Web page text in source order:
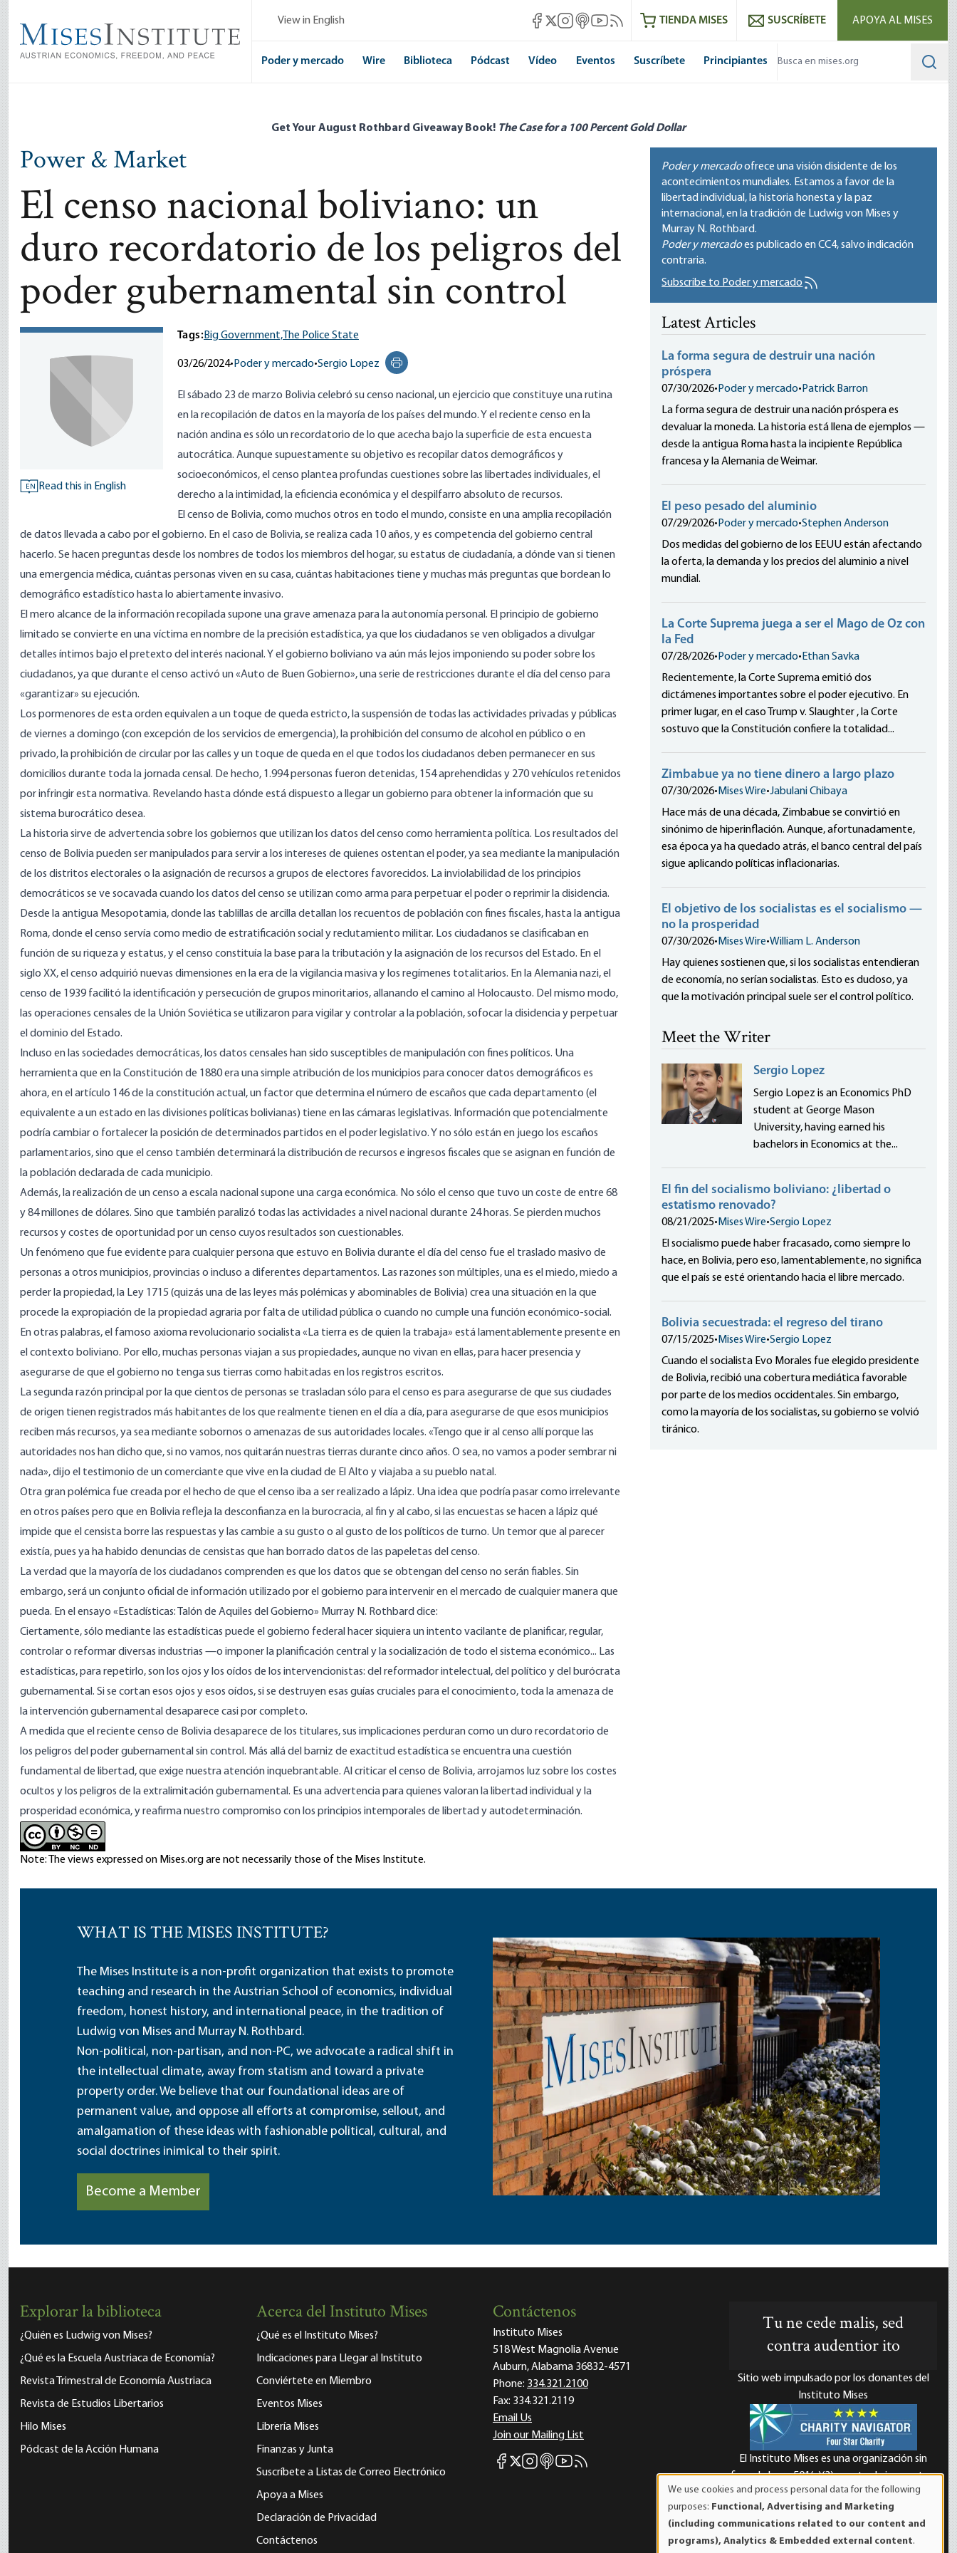
main
content
View in English Mises Facebook
Mises X
Mises Instagram
Mises itunes
Mises Youtube
Mises RSS feedTIENDA MISES SUSCRÍBETE APOYA AL MISES
Poder y mercado Wire Biblioteca Pódcast Vídeo Eventos Suscríbete Principiantes
Get Your August Rothbard Giveaway Book! The Case for a 100 Percent Gold Dollar
Power & Market
El censo nacional boliviano: un
duro recordatorio de los peligros del
poder gubernamental sin control
EN Read this in English
Tags:Big Government, The Police State
03/26/2024• Poder y mercado•Sergio Lopez
Print this page
El sábado 23 de marzo Bolivia celebró su censo nacional, un ejercicio que constituye una rutina
en la recopilación de datos en la mayoría de los países del mundo. Y el reciente censo en la
nación andina es sólo un recordatorio de lo que acecha bajo la superficie de esta encuesta
autocrática. Aunque supuestamente su objetivo es recopilar datos demográficos y
socioeconómicos, el censo plantea profundas cuestiones sobre las libertades individuales, el
derecho a la intimidad, la eficiencia económica y el despilfarro absoluto de recursos.
El censo de Bolivia, como muchos otros en todo el mundo, consiste en una amplia recopilación
de datos llevada a cabo por el gobierno. En el caso de Bolivia, se realiza cada 10 años, y es competencia del gobierno central
hacerlo. Se hacen preguntas desde los nombres de todos los miembros del hogar, su estatus de ciudadanía, a dónde van si tienen
una emergencia médica, cuántas personas viven en su casa, cuántas habitaciones tiene y muchas más preguntas que bordean lo
demográfico estadístico hasta lo abiertamente invasivo.
El mero alcance de la información recopilada supone una grave amenaza para la autonomía personal. El principio de gobierno
limitado se convierte en una víctima en nombre de la precisión estadística, ya que los ciudadanos se ven obligados a divulgar
detalles íntimos bajo el pretexto del interés nacional. Y el gobierno boliviano va aún más lejos imponiendo su poder sobre los
ciudadanos, ya que durante el censo activó un «Auto de Buen Gobierno», una serie de restricciones durante el día del censo para
«garantizar» su ejecución.
Los pormenores de esta orden equivalen a un toque de queda estricto, la suspensión de todas las actividades privadas y públicas
de viernes a domingo (con excepción de los servicios de emergencia), la prohibición del consumo de alcohol en público o en
privado, la prohibición de circular por las calles y un toque de queda en el que todos los ciudadanos deben permanecer en sus
domicilios durante toda la jornada censal. De hecho, 1.994 personas fuerondetenidas, 154 aprehendidas y 270 vehículos retenidos
por infringir esta normativa. Revelando hasta dónde está dispuesto a llegar un gobierno para obtener la información que su
sistema burocrático desea.
La historia sirve de advertencia sobre los gobiernos que utilizan los datos del censo como herramienta política. Los resultados del
censo de Bolivia pueden ser manipulados para servir a los intereses de quienes ostentan el poder, ya sea mediante la manipulación
de los distritos electorales o la asignación de recursos a grupos de electores favorecidos. La inviolabilidad de los principios
democráticos se ve socavada cuando los datos del censo se utilizan como arma para perpetuar el poder o reprimir la disidencia.
Desde la antigua Mesopotamia, donde las tablillas de arcilla detallan los recuentos de población con fines fiscales, hasta la antigua
Roma, donde el censo servía como medio de estratificación social y reclutamiento militar. Los ciudadanos se clasificaban en
función de su riqueza y estatus, y el censo constituía la base para la tributación y la asignación de los recursos del Estado. En el
siglo XX, el censo adquirió nuevas dimensiones en la era de la vigilancia masiva y los regímenes totalitarios. En la Alemania nazi, el
censo de 1939 facilitó la identificación y persecución de grupos minoritarios, allanando el camino al Holocausto. Del mismo modo,
las operaciones censales de la Unión Soviética se utilizaron para vigilar y controlar a la población, sofocar la disidencia y perpetuar
el dominio del Estado.
Incluso en las sociedades democráticas, los datos censales han sido susceptibles de manipulación con fines políticos. Una
herramienta que en laConstitución de 1880era una simple atribución de los municipios para conocer datos demográficos es
ahora, enel artículo 146de la constitución actual, un factor que determina el número de escaños que cada departamento (el
equivalente a un estado en las divisiones políticas bolivianas) tiene en las cámaras legislativas. Información que potencialmente
podría cambiar o fortalecer la posición de determinados partidos en el poder legislativo. Y no sólo están en juego los escaños
parlamentarios, sino que el censo también determinará la distribución de recursos e ingresos fiscales que se asignanen función de
la población declarada de cada municipio.
Además, la realización de un censo a escala nacional supone una carga económica. No sólo el censo que tuvo un coste de entre 68
y84 millones de dólares. Sino que también paralizó todas las actividades a nivel nacional durante 24 horas. Se pierden muchos
recursos y costes de oportunidad por un censo cuyos resultados son cuestionables.
Un fenómeno que fue evidente para cualquier persona que estuvo en Bolivia durante el día del censo fue el traslado masivo de
personas a otros municipios, provincias o incluso a diferentes departamentos. Las razones son múltiples, una es el miedo, miedo a
perder la propiedad, la Ley 1715 (quizás una de las leyes más polémicas y abominables de Bolivia) crea una situación en la que
procede la expropiación de la propiedad agraria por falta de utilidad pública o cuando no cumple una función económico-social.
En otras palabras, el famoso axioma revolucionario socialista «La tierra es de quien la trabaja» está lamentablemente presente en
el contexto boliviano. Por ello, muchas personas viajan a sus propiedades, aunque no vivan en ellas, para hacer presencia y
asegurarse de que el gobierno no tenga sus tierras como habitadas en los registros escritos.
La segunda razón principal por la que cientos de personas se trasladan sólo para el censo es para asegurarse de que sus ciudades
de origen tienen registrados más habitantes de los que realmente tienen en el día a día, para asegurarse de que esos municipios
reciben más recursos, ya sea mediante sobornos o amenazas de sus autoridades locales. «Tengo que ir al censo allí porque las
autoridades nos han dicho que, si no vamos, nos quitarán nuestras tierras durante cinco años. O sea, no vamos a poder sembrar ni
nada», dijo el testimonio de un comerciante que vive en la ciudad de El Alto y viajaba a su pueblo natal.
Otra gran polémica fue creada por el hecho de que el censo iba a ser realizado a lápiz. Una idea que podría pasar como irrelevante
en otros países pero que en Bolivia refleja la desconfianza en la burocracia, al fin y al cabo, si las encuestas se hacen a lápiz qué
impide que el censista borre las respuestas y las cambie a su gusto o al gusto de los políticos de turno. Un temor que al parecer
existía, pues ya ha habido denuncias de censistas que han borrado datos de las papeletas del censo.
La verdad que la mayoría de los ciudadanos comprenden es que los datos que se obtengan del censo no serán fiables. Sin
embargo, será un conjunto oficial de información utilizado por el gobierno para intervenir en el mercado de cualquier manera que
pueda. En el ensayo «Estadísticas: Talón de Aquiles del Gobierno» Murray N. Rothbard dice:
Ciertamente, sólo mediante las estadísticas puede el gobierno federal hacer siquiera un intento vacilante de planificar, regular,
controlar o reformar diversas industrias —o imponer la planificación central y la socialización de todo el sistema económico... Las
estadísticas, para repetirlo, son los ojos y los oídos de los intervencionistas: del reformador intelectual, del político y del burócrata
gubernamental. Si se cortan esos ojos y esos oídos, si se destruyen esas guías cruciales para el conocimiento, toda la amenaza de
la intervención gubernamental desaparece casi por completo.
A medida que el reciente censo de Bolivia desaparece de los titulares, sus implicaciones perduran como un duro recordatorio de
los peligros del poder gubernamental sin control. Más allá del barniz de exactitud estadística se encuentra una cuestión
fundamental de libertad, que exige nuestra atención inquebrantable. Al criticar el censo de Bolivia, arrojamos luz sobre los costes
ocultos y los peligros de la extralimitación gubernamental. Es una advertencia para quienes valoran la libertad individual y la
prosperidad económica, y reafirma nuestro compromiso con los principios intemporales de libertad y autodeterminación.
Note: The views expressed on Mises.org are not necessarily those of the Mises Institute.
Poder y mercadoofrece una visión disidente de los
acontecimientos mundiales. Estamos a favor de la
libertad individual, la historia honesta y la paz
internacional, en la tradición de Ludwig von Mises y
Murray N. Rothbard.
Poder y mercadoes publicado enCC4, salvo indicación
contraria.
Subscribe to Poder y mercado
Latest Articles
La forma segura de destruir una nación
próspera
07/30/2026• Poder y mercado• Patrick Barron
La forma segura de destruir una nación próspera es
devaluar la moneda. La historia está llena de ejemplos —
desde la antigua Roma hasta la incipiente República
francesa y la Alemania de Weimar.
El peso pesado del aluminio
07/29/2026• Poder y mercado•Stephen Anderson
Dos medidas del gobierno de los EEUU están afectando
la oferta, la demanda y los precios del aluminio a nivel
mundial.
La Corte Suprema juega a ser el Mago de Oz con
la Fed
07/28/2026• Poder y mercado• Ethan Savka
Recientemente, la Corte Suprema emitió dos
dictámenes importantes sobre el poder ejecutivo. En
primer lugar, en el caso Trump v. Slaughter , la Corte
sostuvo que la Constitución confiere la totalidad...
Zimbabue ya no tiene dinero a largo plazo
07/30/2026• Mises Wire•Jabulani Chibaya
Hace más de una década, Zimbabue se convirtió en
sinónimo de hiperinflación. Aunque, afortunadamente,
esa época ya ha quedado atrás, el banco central del país
sigue aplicando políticas inflacionarias.
El objetivo de los socialistas es el socialismo —
no la prosperidad
07/30/2026• Mises Wire•William L. Anderson
Hay quienes sostienen que, si los socialistas entendieran
de economía, no serían socialistas. Esto es dudoso, ya
que la motivación principal suele ser el control político.
Meet the Writer
Sergio Lopez
Sergio Lopez is an Economics PhD
student at George Mason
University, having earned his
bachelors in Economics at the...
El fin del socialismo boliviano: ¿libertad o
estatismo renovado?
08/21/2025• Mises Wire•Sergio Lopez
El socialismo puede haber fracasado, como siempre lo
hace, en Bolivia, pero eso, lamentablemente, no significa
que el país se esté orientando hacia el libre mercado.
Bolivia secuestrada: el regreso del tirano
07/15/2025• Mises Wire•Sergio Lopez
Cuando el socialista Evo Morales fue elegido presidente
de Bolivia, recibió una cobertura mediática favorable
por parte de los medios occidentales. Sin embargo,
como la mayoría de los socialistas, su gobierno se volvió
tiránico.
WHAT IS THE MISES INSTITUTE?
The Mises Institute is a non-profit organization that exists to promote
teaching and research in the Austrian School of economics, individual
freedom, honest history, and international peace, in the tradition of
Ludwig von Mises and Murray N. Rothbard.
Non-political, non-partisan, and non-PC, we advocate a radical shift in
the intellectual climate, away from statism and toward a private
property order. We believe that our foundational ideas are of
permanent value, and oppose all efforts at compromise, sellout, and
amalgamation of these ideas with fashionable political, cultural, and
social doctrines inimical to their spirit.
Become a Member
Explorar la biblioteca
¿Quién es Ludwig von Mises?
¿Qué es la Escuela Austriaca de Economía?
Revista Trimestral de Economía Austriaca
Revista de Estudios Libertarios
Hilo Mises
Pódcast de la Acción Humana
Acerca del Instituto Mises
¿Qué es el Instituto Mises?
Indicaciones para Llegar al Instituto
Conviértete en Miembro
Eventos Mises
Librería Mises
Finanzas y Junta
Suscríbete a Listas de Correo Electrónico
Apoya a Mises
Declaración de Privacidad
Contáctenos
Contáctenos
Instituto Mises
518 West Magnolia Avenue
Auburn, Alabama 36832-4571
Phone: 334.321.2100
Fax: 334.321.2119
Email Us
Join our Mailing List
Mises Facebook
Mises X
Mises Instagram
Mises itunes
Mises Youtube
Mises RSS feed
Tu ne cede malis, sed
contra audentior ito
Sitio web impulsado por los donantes del
Instituto Mises
El Instituto Mises es una organización sin
fines de lucro 501(c)(3) exenta de impuestos.
Las contribuciones son deducibles de
impuestos en la máxima medida que lo
permita la ley. ID Fiscal: 52-1263436.
of
personal
data
We use cookies and process personal data for the following
purposes: Functional, Advertising and Marketing
(including communications related to our content and
programs), Analytics & Embedded external content.